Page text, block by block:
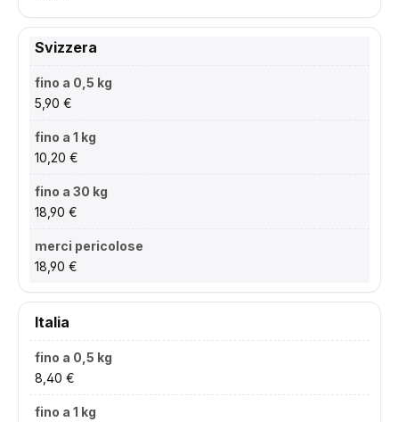
Svizzera
5,90 €
10,20 €
18,90 €
18,90 €
Italia
8,40 €